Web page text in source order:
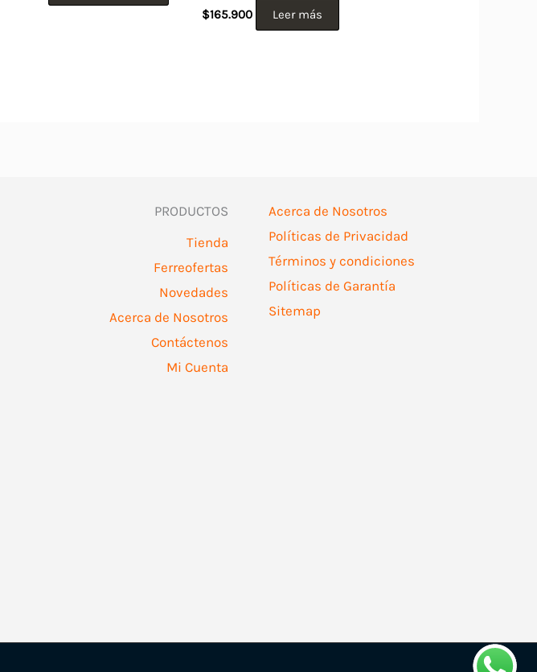
$165.900 Leer más
PRODUCTOS
Tienda
Ferreofertas
Novedades
Acerca de Nosotros
Contáctenos
Mi Cuenta
Acerca de Nosotros
Políticas de Privacidad
Términos y condiciones
Políticas de Garantía
Sitemap